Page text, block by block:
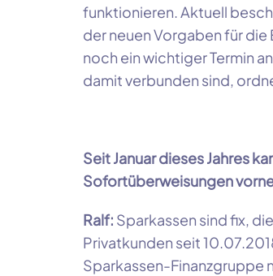
funktionieren. Aktuell
der neuen Vorgaben für
noch ein wichtiger Termin
damit verbunden sind,
Seit Januar dieses Jahres
Sofortüberweisungen
Ralf: Sparkassen sind fix,
Privatkunden seit
Sparkassen-Finanzgruppe